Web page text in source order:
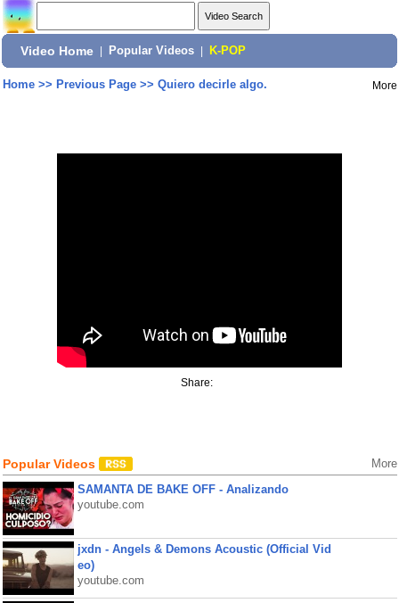
Video Home Popular Videos K-POP
Home>> Previous Page>> Quiero decirle algo. More
Share:
Popular Videos More
SAMANTA DE BAKE OFF - Analizando
youtube.com
jxdn - Angels & Demons Acoustic (Official Vid
eo)
youtube.com